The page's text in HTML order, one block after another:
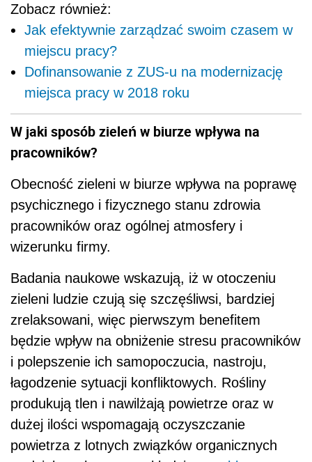
Zobacz również:
Jak efektywnie zarządzać swoim czasem w
miejscu pracy?
Dofinansowanie z ZUS-u na modernizację
miejsca pracy w 2018 roku
W jaki sposób zieleń w biurze wpływa na
pracowników?
Obecność zieleni w biurze wpływa na poprawę
psychicznego i fizycznego stanu zdrowia
pracowników oraz ogólnej atmosfery i
wizerunku firmy.
Badania naukowe wskazują, iż w otoczeniu
zieleni ludzie czują się szczęśliwsi, bardziej
zrelaksowani, więc pierwszym benefitem
będzie wpływ na obniżenie stresu pracowników
i polepszenie ich samopoczucia, nastroju,
łagodzenie sytuacji konfliktowych. Rośliny
produkują tlen i nawilżają powietrze oraz w
dużej ilości wspomagają oczyszczanie
powietrza z lotnych związków organicznych